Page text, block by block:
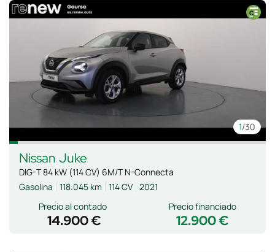
1/30
Nissan Juke
DIG-T 84 kW (114 CV) 6M/T N-Connecta
Gasolina
118.045 km 114 CV 2021
Precio al contado
14.900 € 12.900 €
Precio financiado